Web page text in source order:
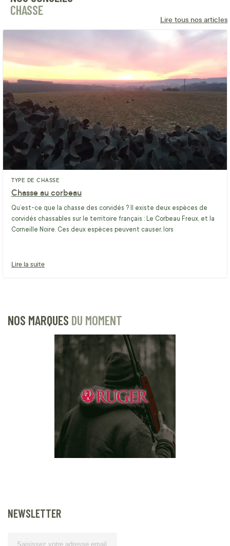
CHASSE
Lire tous nos articles
TYPE DE CHASSE
Chasse au corbeau
Qu’est-ce que la chasse des corvidés ? Il existe deux espèces de
corvidés chassables sur le territoire français : Le Corbeau Freux, et la
Corneille Noire. Ces deux espèces peuvent causer, lors
Lire la suite
NOS MARQUES DU MOMENT
NEWSLETTER